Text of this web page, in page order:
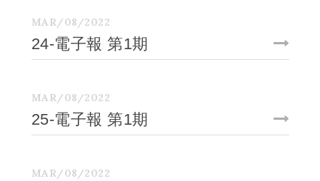
MAR/08/2022
24-電子報 第1期
MAR/08/2022
25-電子報 第1期
MAR/08/2022